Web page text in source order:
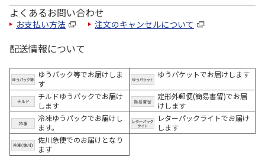
よくあるお問い合わせ
お支払い方法 注文のキャンセルについて
配送情報について
ゆうパック等でお届けしま
す
ゆうパケットでお届けします
チルドゆうパックでお届け
します
定形外郵便(簡易書留)でお届
けします
冷凍ゆうパックでお届けし
ます。
レターパックライトでお届け
します
佐川急便でのお届けとなり
ます